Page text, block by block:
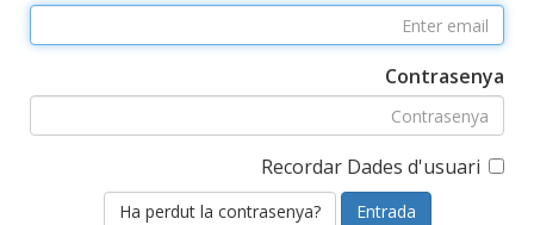
Contrasenya
Recordar Dades d'usuari
Ha perdut la contrasenya?